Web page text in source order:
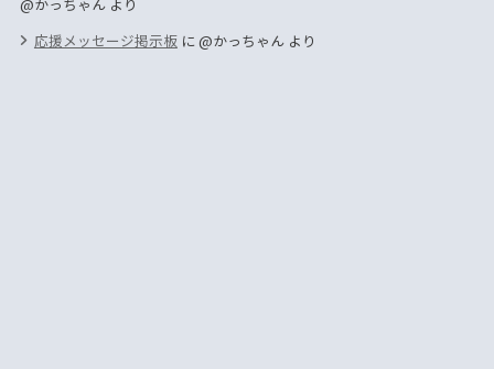
@かっちゃんより
応援メッセージ掲示板に@かっちゃんより